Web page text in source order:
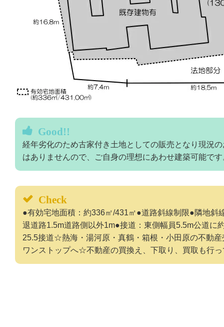
Good!!
経年劣化のため古家付き土地としての販売となり現況
はありませんので、ご自身の理想にあわせ建築可能です
Check
●有効宅地面積：約336㎡/431㎡●道路斜線制限●隣地斜
退道路1.5m道路側以外1m●接道：東側幅員5.5m公道に
25.5接道☆熱海・湯河原・真鶴・箱根・小田原の不動
ワンストップへ☆不動産の買換え、下取り、買取も行